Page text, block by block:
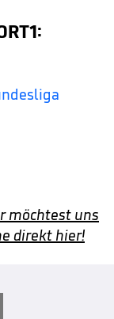
möchtest uns
direkt hier!